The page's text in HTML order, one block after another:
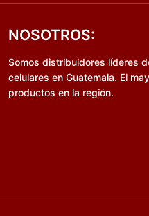
NOSOTROS:
Somos distribuidores líderes
celulares en Guatemala. El
productos en la región.